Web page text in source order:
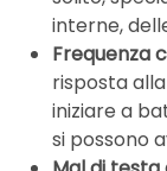
interne,
Frequenza
risposta
iniziare a
si possono